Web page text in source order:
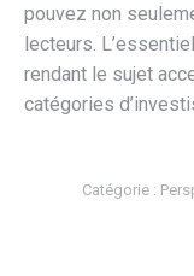
pouvez non
lecteurs.
rendant le sujet
catégories
Catégorie :